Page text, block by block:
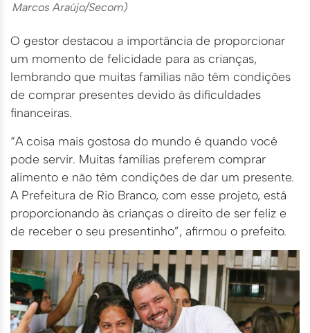
Marcos Araújo/Secom)
O gestor destacou a importância de proporcionar
um momento de felicidade para as crianças,
lembrando que muitas famílias não têm condições
de comprar presentes devido às dificuldades
financeiras.
“A coisa mais gostosa do mundo é quando você
pode servir. Muitas famílias preferem comprar
alimento e não têm condições de dar um presente.
A Prefeitura de Rio Branco, com esse projeto, está
proporcionando às crianças o direito de ser feliz e
de receber o seu presentinho”, afirmou o prefeito.